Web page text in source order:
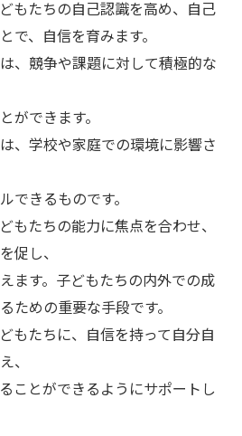
もたちの自己認識を高め、自己
で、自信を育みます。
、競争や課題に対して積極的な
ができます。
、学校や家庭での環境に影響さ
できるものです。
もたちの能力に焦点を合わせ、
促し、
ます。子どもたちの内外での成
ための重要な手段です。
もたちに、自信を持って自分自
、
ことができるようにサポートし